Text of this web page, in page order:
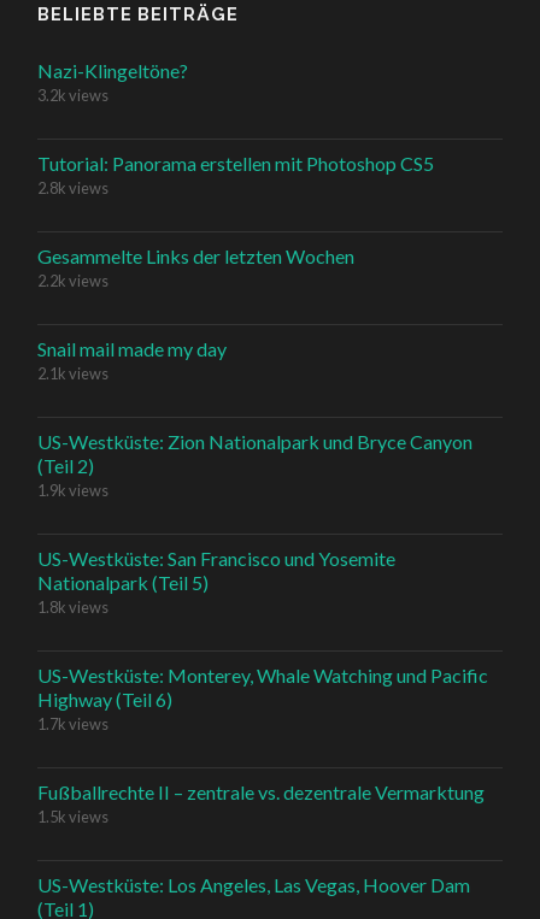
BELIEBTE BEITRÄGE
Nazi-Klingeltöne?
3.2k views
Tutorial: Panorama erstellen mit Photoshop CS5
2.8k views
Gesammelte Links der letzten Wochen
2.2k views
Snail mail made my day
2.1k views
US-Westküste: Zion Nationalpark und Bryce Canyon
(Teil 2)
1.9k views
US-Westküste: San Francisco und Yosemite
Nationalpark (Teil 5)
1.8k views
US-Westküste: Monterey, Whale Watching und Pacific
Highway (Teil 6)
1.7k views
Fußballrechte II – zentrale vs. dezentrale Vermarktung
1.5k views
US-Westküste: Los Angeles, Las Vegas, Hoover Dam
(Teil 1)